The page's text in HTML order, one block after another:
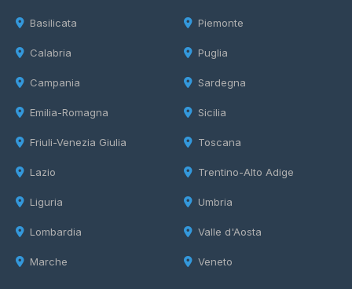
Basilicata
Calabria
Campania
Emilia-Romagna
Friuli-Venezia Giulia
Lazio
Liguria
Lombardia
Marche
Piemonte
Puglia
Sardegna
Sicilia
Toscana
Trentino-Alto Adige
Umbria
Valle d'Aosta
Veneto